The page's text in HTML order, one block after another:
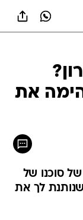
את
סוכנו של
לך את